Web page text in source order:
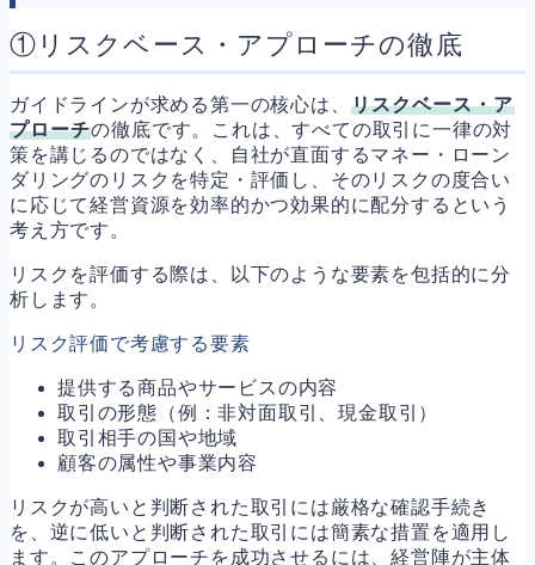
①リスクベース・アプローチの徹底
ガイドラインが求める第一の核心は、 リスクベース・ア
プローチの徹底です。これは、すべての取引に一律の対
策を講じるのではなく、自社が直面するマネー・ローン
ダリングのリスクを特定・評価し、そのリスクの度合い
に応じて経営資源を効率的かつ効果的に配分するという
考え方です。
リスクを評価する際は、以下のような要素を包括的に分
析します。
リスク評価で考慮する要素
提供する商品やサービスの内容
取引の形態（例：非対面取引、現金取引）
取引相手の国や地域
顧客の属性や事業内容
リスクが高いと判断された取引には厳格な確認手続き
を、逆に低いと判断された取引には簡素な措置を適用し
ます。このアプローチを成功させるには、経営陣が主体